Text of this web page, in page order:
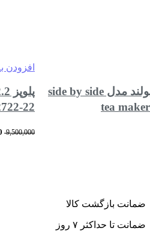
چای ساز کنارهمی استیل نیولند مدل side by side
tea
افزودن
22
9,500,000
ضمانت بازگشت کالا
ضمانت تا حداکثر ۷ روز